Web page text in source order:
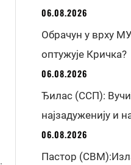
06.08.2026
Обрачун у врху
оптужује Кричка?
06.08.2026
Ђилас (ССП):
најзадуженију и
06.08.2026
Пастор